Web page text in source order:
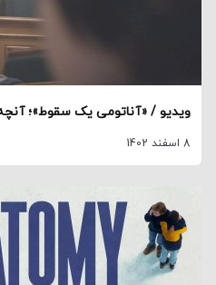
ویدیو / «آناتومی یک سقوط»؛
8 اسفند 1402